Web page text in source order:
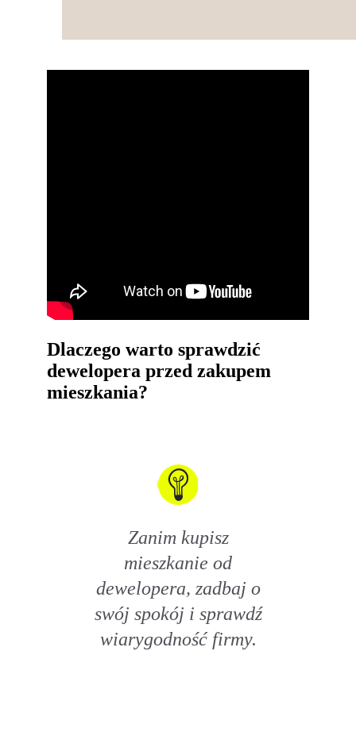
Dlaczego warto sprawdzić
dewelopera przed zakupem
mieszkania?
Zanim kupisz
mieszkanie od
dewelopera, zadbaj o
swój spokój i sprawdź
wiarygodność firmy.